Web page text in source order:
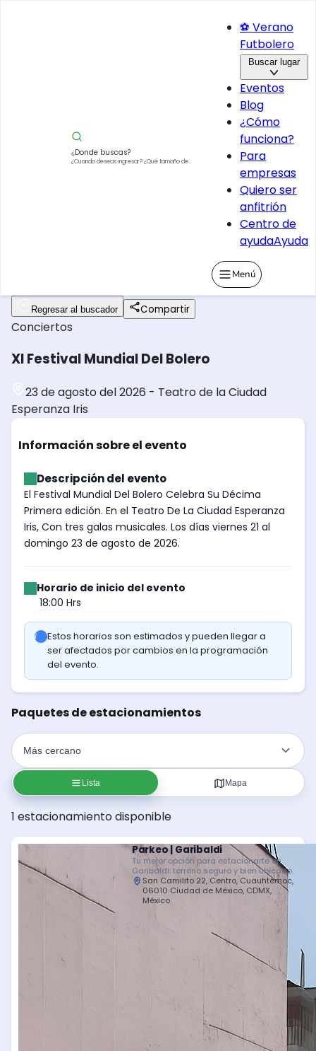
¿Donde buscas?
¿Cuando deseas ingresar?¿Qué tamaño de
⚽ Verano
Futbolero
Buscar lugar
Eventos
Blog
¿Cómo
funciona?
Para
empresas
Quiero ser
anfitrión
Centro de
ayudaAyuda
Menú
Regresar al buscador Compartir
Conciertos
XI Festival Mundial Del Bolero
23 de agosto del 2026 - Teatro de la Ciudad
Esperanza Iris
Información sobre el evento
Descripción del evento
El Festival Mundial Del Bolero Celebra Su Décima
Primera edición. En el Teatro De La Ciudad Esperanza
Iris, Con tres galas musicales. Los días viernes 21 al
domingo 23 de agosto de 2026.
Horario de inicio del evento
18:00 Hrs
Estos horarios son estimados y pueden llegar a
ser afectados por cambios en la programación
del evento.
Paquetes de estacionamientos
Lista Mapa
1 estacionamiento disponible
Parkeo | Garibaldi
Tu mejor opción para estacionarte en
Garibaldi: terreno seguro y bien ubicado.
San Camilito 22, Centro, Cuauhtémoc,
06010 Ciudad de México, CDMX,
México